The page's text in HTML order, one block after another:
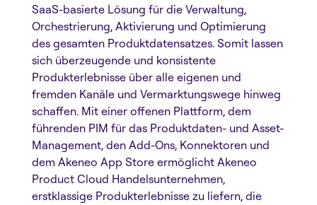
SaaS-basierte Lösung für die Verwaltung,
Orchestrierung, Aktivierung und Optimierung
des gesamten Produktdatensatzes. Somit lassen
sich überzeugende und konsistente
Produkterlebnisse über alle eigenen und
fremden Kanäle und Vermarktungswege hinweg
schaffen. Mit einer offenen Plattform, dem
führenden PIM für das Produktdaten- und Asset-
Management, den Add-Ons, Konnektoren und
dem Akeneo App Store ermöglicht Akeneo
Product Cloud Handelsunternehmen,
erstklassige Produkterlebnisse zu liefern, die